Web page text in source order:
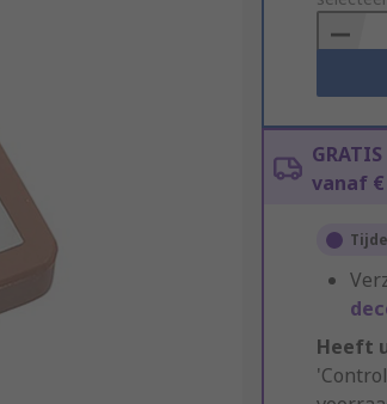
Basket
vanaf €
Heeft